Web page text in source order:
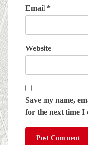
Email *
Website
Save my name,
for the next time I